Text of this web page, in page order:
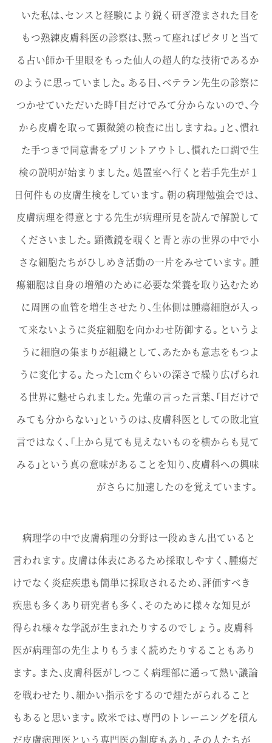
いた私は、センスと経験により鋭く研ぎ澄まされた目を
もつ熟練皮膚科医の診察は、黙って座ればピタリと当て
る占い師か千里眼をもった仙人の超人的な技術であるか
のように思っていました。ある日、ベテラン先生の診察に
つかせていただいた時「目だけでみて分からないので、今
から皮膚を取って顕微鏡の検査に出しますね。」と、慣れ
た手つきで同意書をプリントアウトし、慣れた口調で生
検の説明が始まりました。処置室へ行くと若手先生が１
日何件もの皮膚生検をしています。朝の病理勉強会では、
皮膚病理を得意とする先生が病理所見を読んで解説して
くださいました。顕微鏡を覗くと青と赤の世界の中で小
さな細胞たちがひしめき活動の一片をみせています。腫
瘍細胞は自身の増殖のために必要な栄養を取り込むため
に周囲の血管を増生させたり、生体側は腫瘍細胞が入っ
て来ないように炎症細胞を向かわせ防御する。というよ
うに細胞の集まりが組織として、あたかも意志をもつよ
うに変化する。たった1cmぐらいの深さで繰り広げられ
る世界に魅せられました。先輩の言った言葉、「目だけで
みても分からない」というのは、皮膚科医としての敗北宣
言ではなく、「上から見ても見えないものを横からも見て
みる」という真の意味があることを知り、皮膚科への興味
がさらに加速したのを覚えています。
病理学の中で皮膚病理の分野は一段ぬきん出ていると
言われます。皮膚は体表にあるため採取しやすく、腫瘍だ
けでなく炎症疾患も簡単に採取されるため、評価すべき
疾患も多くあり研究者も多く、そのために様々な知見が
得られ様々な学説が生まれたりするのでしょう。皮膚科
医が病理部の先生よりもうまく読めたりすることもあり
ます。また、皮膚科医がしつこく病理部に通って熱い議論
を戦わせたり、細かい指示をするので煙たがられること
もあると思います。欧米では、専門のトレーニングを積ん
だ皮膚病理医という専門医の制度もあり、その人たちが